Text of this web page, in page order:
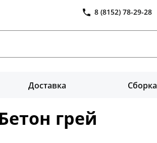
8 (8152) 78-29-28
Доставка Сборка
грей